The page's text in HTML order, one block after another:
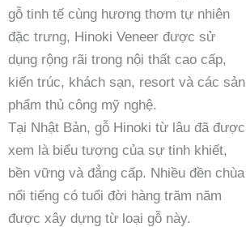
gỗ tinh tế cùng hương thơm tự nhiên
đặc trưng, Hinoki Veneer được sử
dụng rộng rãi trong nội thất cao cấp,
kiến trúc, khách sạn, resort và các sản
phẩm thủ công mỹ nghệ.
Tại Nhật Bản, gỗ Hinoki từ lâu đã được
xem là biểu tượng của sự tinh khiết,
bền vững và đẳng cấp. Nhiều đền chùa
nổi tiếng có tuổi đời hàng trăm năm
được xây dựng từ loại gỗ này.